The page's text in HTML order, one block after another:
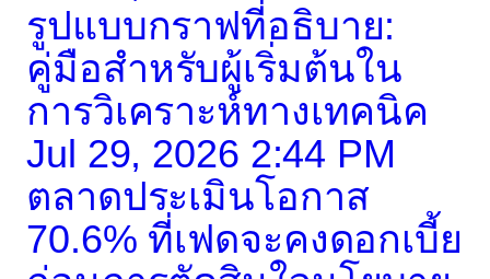
รูปแบบกราฟที่อธิบาย:
คู่มือสำหรับผู้เริ่มต้นใน
การวิเคราะห์ทางเทคนิค
Jul 29, 2026 2:44 PM
ตลาดประเมินโอกาส
70.6% ที่เฟดจะคงดอกเบี้ย